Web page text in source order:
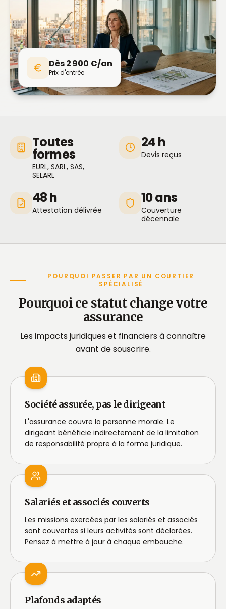
Dès 2 900 €/an
Prix d'entrée
Toutes
formes
EURL, SARL, SAS,
SELARL
24 h
Devis reçus
48 h
Attestation délivrée
10 ans
Couverture
décennale
POURQUOI PASSER PAR UN COURTIER
SPÉCIALISÉ
Pourquoi ce statut change votre
assurance
Les impacts juridiques et financiers à connaître
avant de souscrire.
Société assurée, pas le dirigeant
L'assurance couvre la personne morale. Le
dirigeant bénéficie indirectement de la limitation
de responsabilité propre à la forme juridique.
Salariés et associés couverts
Les missions exercées par les salariés et associés
sont couvertes si leurs activités sont déclarées.
Pensez à mettre à jour à chaque embauche.
Plafonds adaptés